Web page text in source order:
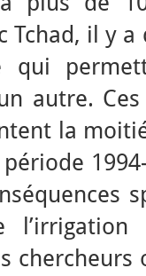
il y a
qui
autre.
la